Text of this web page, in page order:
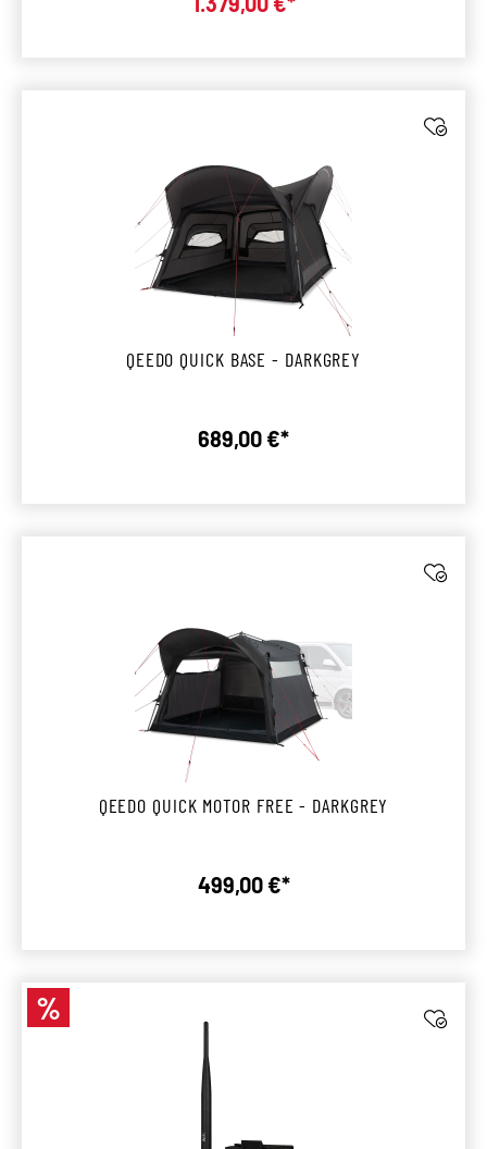
Verkaufspreis:
QEEDO QUICK BASE - DARKGREY
Regulärer Preis:
689,00 €*
QEEDO QUICK MOTOR FREE - DARKGREY
Regulärer Preis:
499,00 €*
Rabatt
%